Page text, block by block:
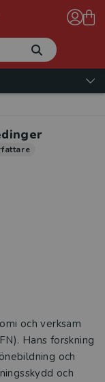
och verksam
Hans forskning
och
och